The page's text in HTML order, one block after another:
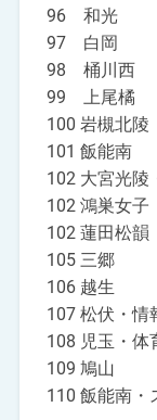
96 和光
97 白岡
98 桶川西
99 上尾橘
100 岩槻北陵
101 飯能南
102 大宮光陵
102 鴻巣女子
102 蓮田松韻
105 三郷
106 越生
107 松伏・情
108 児玉・体
109 鳩山
110 飯能南・